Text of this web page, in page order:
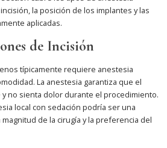
la posición de los implantes y las
aplicadas.
de Incisión
típicamente requiere anestesia
La anestesia garantiza que el
no sienta dolor durante el procedimiento.
local con sedación podría ser una
de la cirugía y la preferencia del